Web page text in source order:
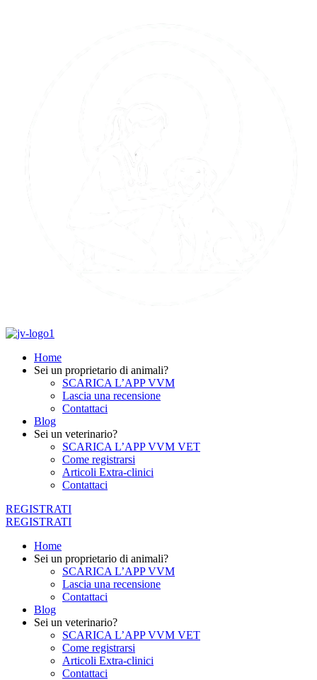
Home
Sei un proprietario di animali?
SCARICA L’APP VVM
Lascia una recensione
Contattaci
Blog
Sei un veterinario?
SCARICA L’APP VVM VET
Come registrarsi
Articoli Extra-clinici
Contattaci
REGISTRATI
REGISTRATI
Home
Sei un proprietario di animali?
SCARICA L’APP VVM
Lascia una recensione
Contattaci
Blog
Sei un veterinario?
SCARICA L’APP VVM VET
Come registrarsi
Articoli Extra-clinici
Contattaci